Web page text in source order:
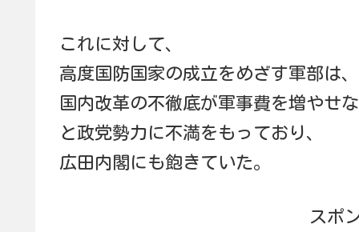
これに対して、
高度国防国家の成立をめざす軍部は、
国内改革の不徹底が軍事費を増やせ
と政党勢力に不満をもっており、
広田内閣にも飽きていた。
スポ